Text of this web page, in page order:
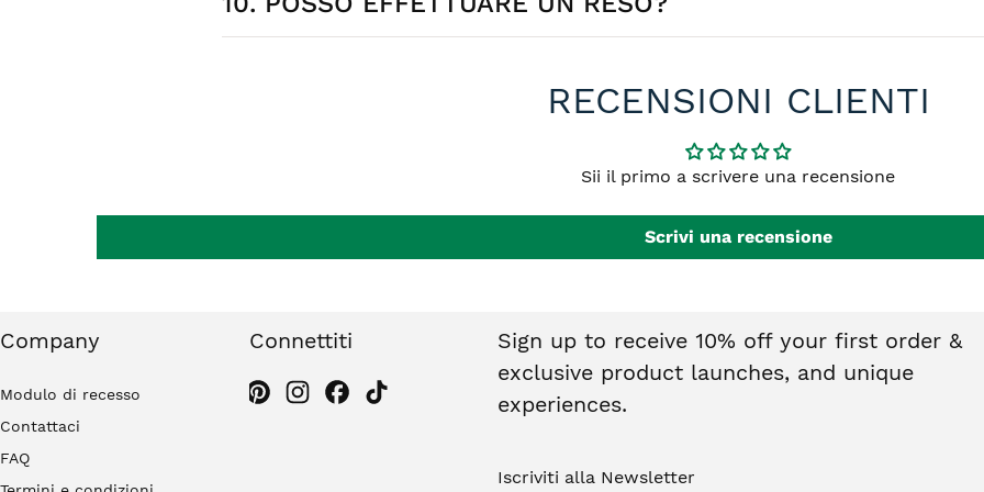
originale. Gli orecchini non rientrano nel diritto di recesso. Ti basterà contattarci e riceverai tutte
RECENSIONI CLIENTI
Sii il primo a scrivere una recensione
Scrivi una recensione
Company
Modulo di recesso
Contattaci
FAQ
Connettiti
Sign up to receive 10% off your first order &
exclusive product launches, and unique
experiences.
Iscriviti alla Newsletter